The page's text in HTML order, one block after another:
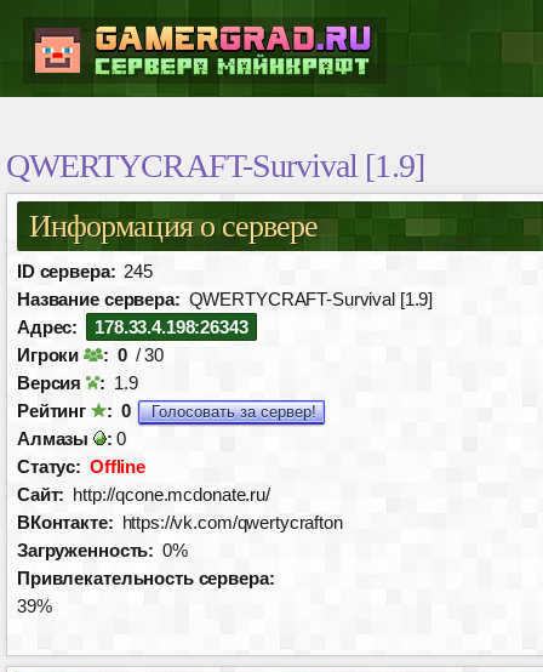
QWERTYCRAFT-Survival [1.9]
Информация о сервере
ID сервера: 245
Название сервера: QWERTYCRAFT-Survival [1.9]
Адрес:
178.33.4.198:26343
Игроки
: 0 / 30
Версия
: 1.9
Рейтинг
: 0 Голосовать за сервер!
Алмазы : 0
Статус: Offline
Сайт: http://qcone.mcdonate.ru/
ВКонтакте: https://vk.com/qwertycrafton
Загруженность: 0%
Привлекательность сервера:
39%